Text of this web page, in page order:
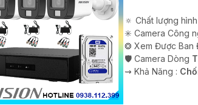
🔅 Chất lượng
✳️ Camera Công
❂ Xem Được Ban
🛡 Camera Dòng
️⇝ Khả Năng :